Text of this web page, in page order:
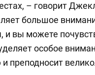
– говорит
большое
и вы можете
особое
преподносит